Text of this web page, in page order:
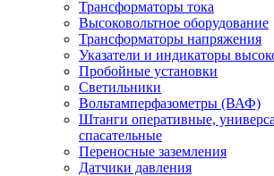
Трансформаторы тока
Высоковольтное оборудование
Трансформаторы напряжения
Указатели и индикаторы
Пробойные установки
Светильники
Вольтамперфазометры (ВАФ)
Штанги оперативные,
спасательные
Переносные заземления
Датчики давления